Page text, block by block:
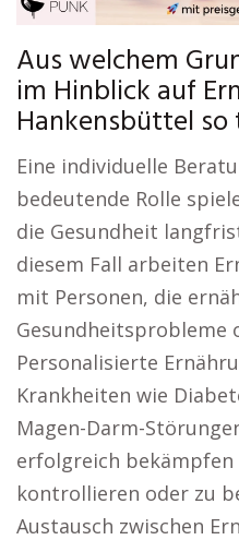
Aus welchem
im Hinblick auf
Hankensbüttel so
Eine individuelle
bedeutende Rolle
die Gesundheit
diesem Fall arbeiten
mit Personen, die
Gesundheitsprobleme
Personalisierte
Krankheiten wie
Magen-Darm-
erfolgreich bekämpfen
kontrollieren oder zu
Austausch zwischen